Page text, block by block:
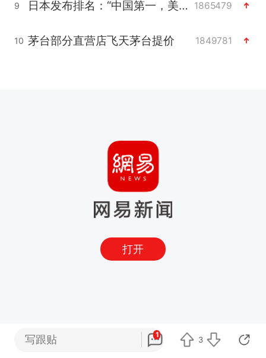
9 日本发布排名：“中国第一，美日德韩英法居后” 1865479
10 茅台部分直营店飞天茅台提价 1849781
打开
写跟贴 1
3